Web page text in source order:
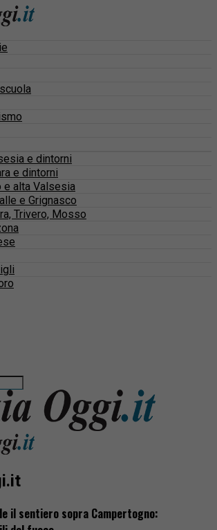
e dintorni
e dintorni
e alta Valsesia
e Grignasco
Trivero, Mosso
il sentiero sopra Campertogno: